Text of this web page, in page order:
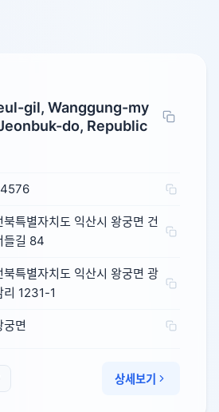
gil, Wanggung-my
do, Republic
북특별자치도 익산시 왕궁면 건
들길 84
북특별자치도 익산시 왕궁면 광
리 1231-1
궁면
상세보기